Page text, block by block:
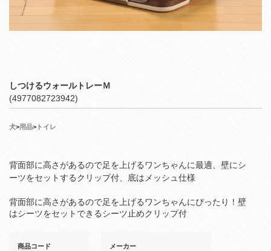
しつけるウォールトレーＭ
(4977082723942)
犬>用品> トイレ
背面部に高さがあるので足を上げるワンちゃんに最適、壁にシ
ーツをセットするクリップ付、底はメッシュ仕様
背面部に高さがあるので足を上げるワンちゃんにぴったり！壁
はシーツをセットできるシーツ止めクリップ付
商品コード メーカー